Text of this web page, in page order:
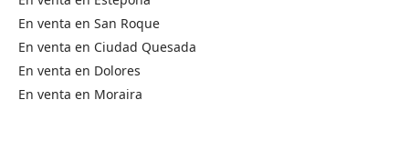
En venta en San Roque
En venta en Ciudad Quesada
En venta en Dolores
En venta en Moraira